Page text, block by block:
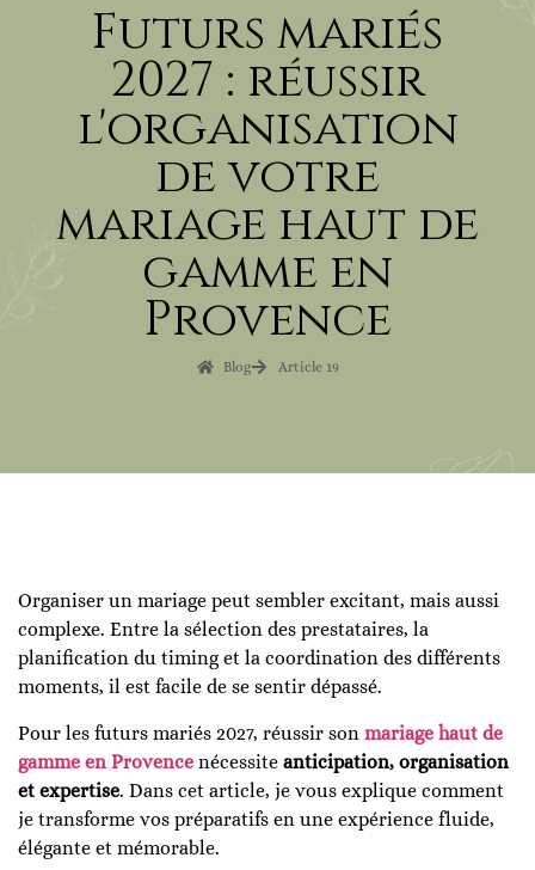
Futurs mariés
2027 : réussir
l'organisation
de votre
mariage haut de
gamme en
Provence
Blog Article 19
Organiser un mariage peut sembler excitant, mais aussi
complexe. Entre la sélection des prestataires, la
planification du timing et la coordination des différents
moments, il est facile de se sentir dépassé.
Pour les futurs mariés 2027, réussir son mariage haut de
gamme en Provence nécessite anticipation, organisation
et expertise. Dans cet article, je vous explique comment
je transforme vos préparatifs en une expérience fluide,
élégante et mémorable.